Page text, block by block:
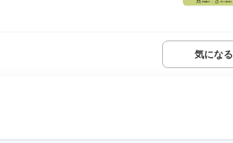
気になる